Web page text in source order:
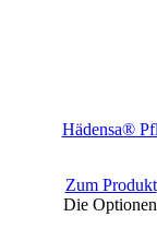
Hädensa®
Zum Produkt
Die